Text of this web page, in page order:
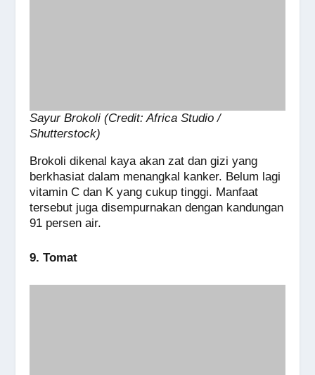
Sayur Brokoli (Credit: Africa Studio /
Shutterstock)
Brokoli dikenal kaya akan zat dan gizi yang
berkhasiat dalam menangkal kanker. Belum lagi
vitamin C dan K yang cukup tinggi. Manfaat
tersebut juga disempurnakan dengan kandungan
91 persen air.
9. Tomat